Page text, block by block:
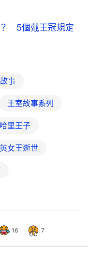
5個戴王冠規定
事
王室故事系列
哈里王子
英女王逝世
16 7